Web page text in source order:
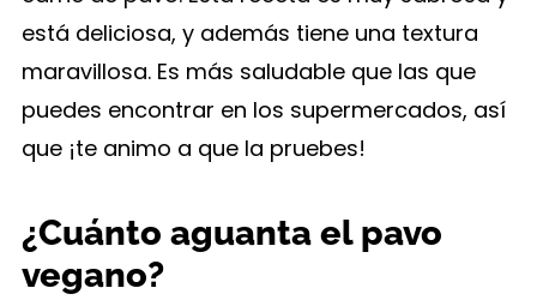
está deliciosa, y además tiene una textura
maravillosa. Es más saludable que las que
puedes encontrar en los supermercados, así
que ¡te animo a que la pruebes!
¿Cuánto aguanta el pavo
vegano?